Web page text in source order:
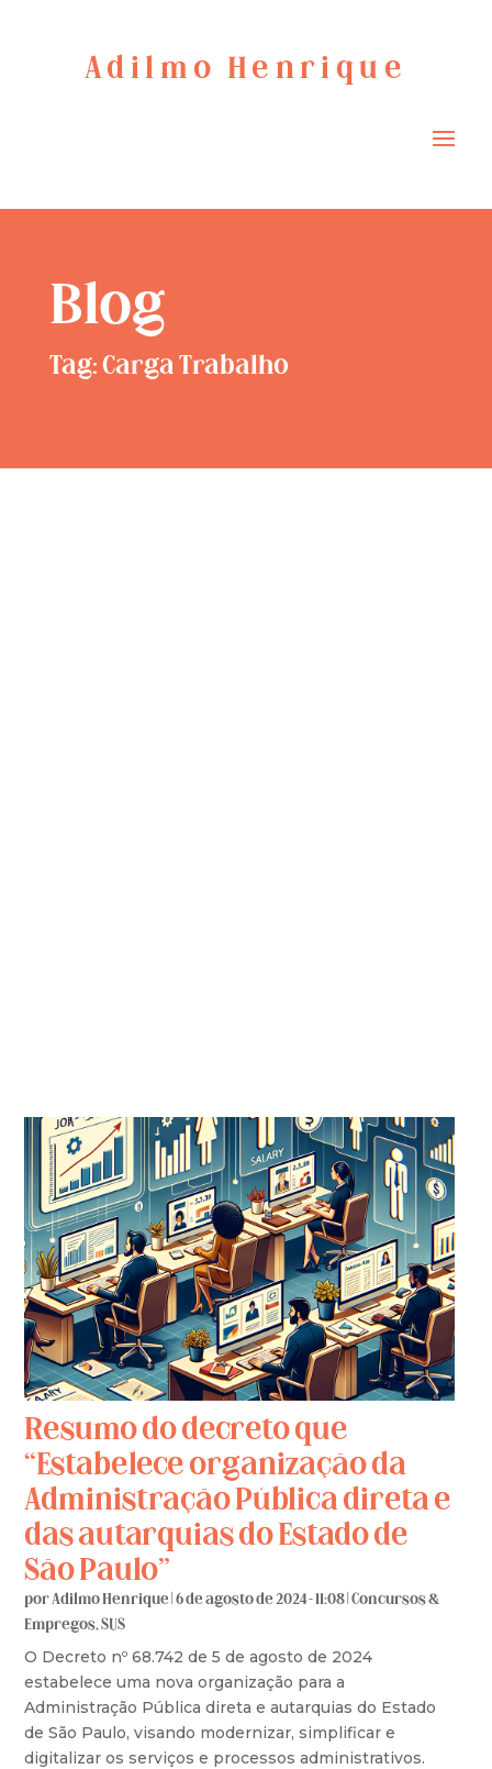
Adilmo Henrique
Blog
Tag: Carga Trabalho
Resumo do decreto que
“Estabelece organização da
Administração Pública direta e
das autarquias do Estado de
São Paulo”
porAdilmo Henrique |6 de agosto de 2024 - 11:08 |Concursos &
Empregos,SUS
O Decreto nº 68.742 de 5 de agosto de 2024
estabelece uma nova organização para a
Administração Pública direta e autarquias do Estado
de São Paulo, visando modernizar, simplificar e
digitalizar os serviços e processos administrativos.